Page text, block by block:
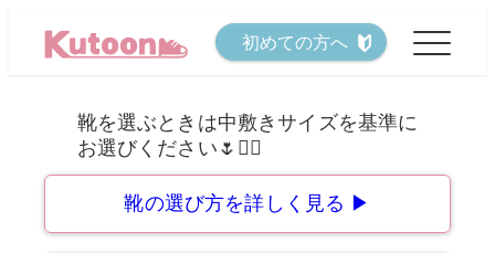
初めての方へ
靴の選び方を詳しく見る ▶